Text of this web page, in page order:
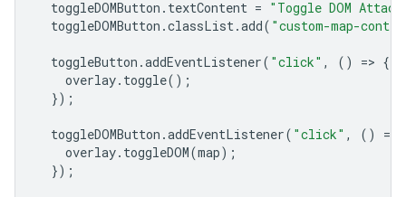
toggleDOMButton . textContent = "Toggle DOM
toggleDOMButton .classList.add( "custom-map-
toggleButton .addEventListener( "click" , () => {
overlay. toggle();
});
toggleDOMButton .addEventListener( "click" , () =
overlay. toggleDOM(map);
});